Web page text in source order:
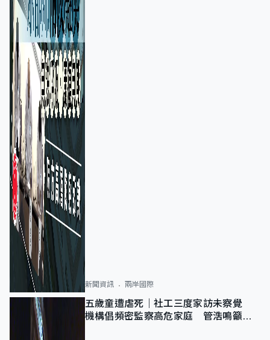
新聞資訊 兩岸國際
五歲童遭虐死｜社工三度家訪未察覺
機構倡頻密監察高危家庭 管浩鳴籲加